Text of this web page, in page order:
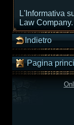
L'Informativa
Law Company.
Indietro
Pagina